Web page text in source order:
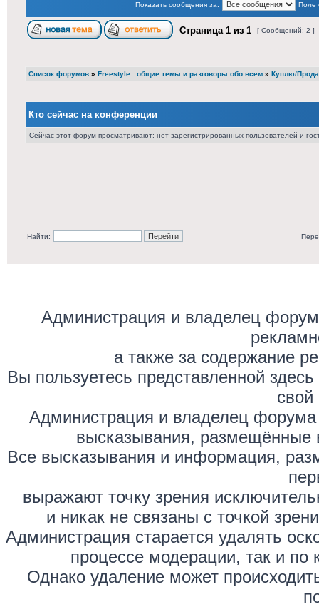
Показать сообщения за: Поле
Страница 1 из 1 [ Сообщений: 2 ]
Список форумов » Freestyle : общие темы и разговоры обо всем » Куплю/
Кто сейчас на конференции
Сейчас этот форум просматривают: нет зарегистрированных пользователей и
Найти:
Администрация и владелец
а также за содержание
Вы пользуетесь представленной
свой
Администрация и владелец форума
высказывания, размещённые
Все высказывания и информация,
выражают точку зрения
и никак не связаны с точкой
Администрация старается удалять
процессе модерации, так и по
Однако удаление может